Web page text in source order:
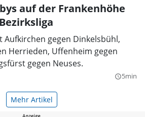
auf der Frankenhöhe
Aufkirchen gegen Dinkelsbühl,
Herrieden, Uffenheim gegen
gegen Neuses.
query_builder5min
Mehr Artikel